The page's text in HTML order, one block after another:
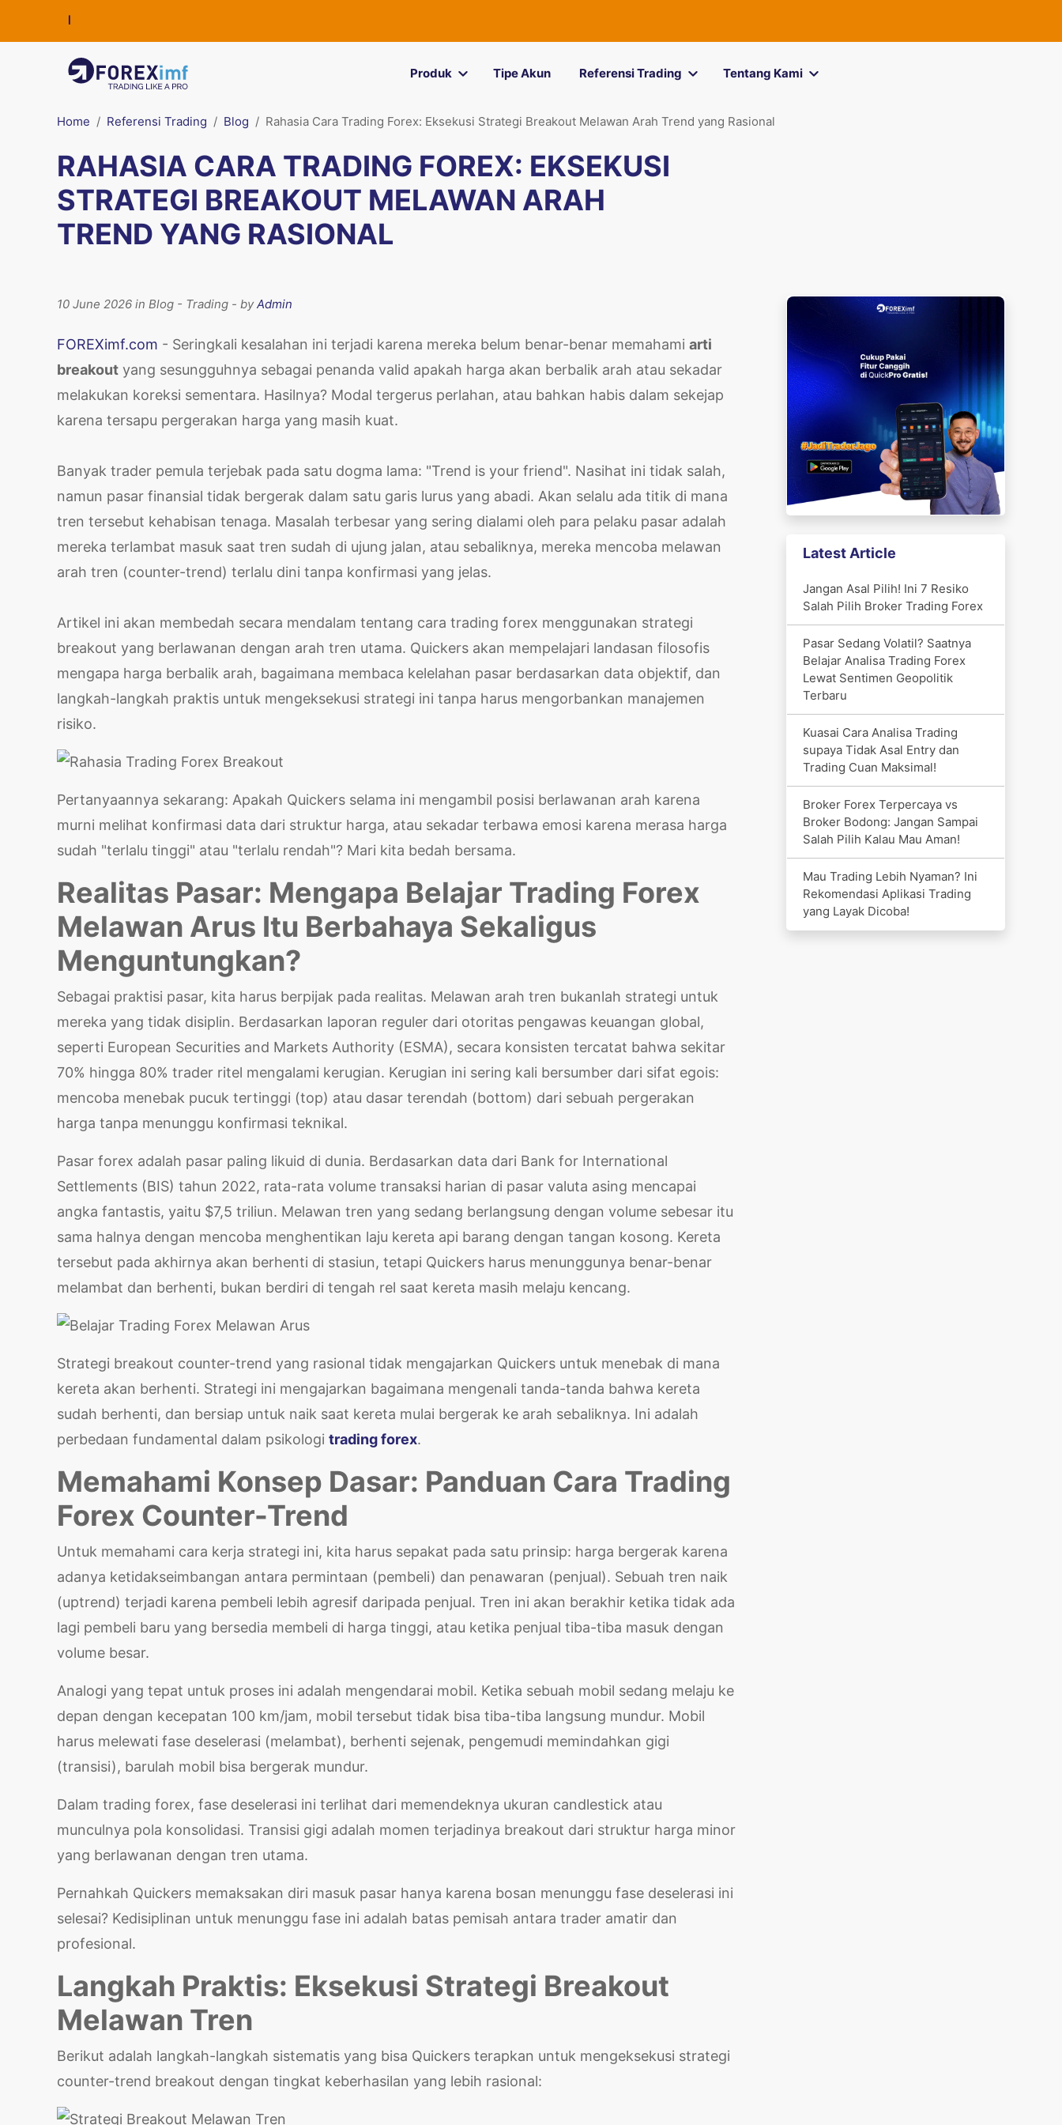
Produk Tipe Akun Referensi Trading Tentang Kami
Home Referensi Trading Blog Rahasia Cara Trading Forex: Eksekusi Strategi Breakout Melawan Arah Trend yang Rasional
RAHASIA CARA TRADING FOREX: EKSEKUSI
STRATEGI BREAKOUT MELAWAN ARAH
TREND YANG RASIONAL
10 June 2026 in Blog - Trading - byAdmin
FOREXimf.com - Seringkali kesalahan ini terjadi karena mereka belum benar-benar memahami arti
breakout yang sesungguhnya sebagai penanda valid apakah harga akan berbalik arah atau sekadar
melakukan koreksi sementara. Hasilnya? Modal tergerus perlahan, atau bahkan habis dalam sekejap
karena tersapu pergerakan harga yang masih kuat.
Banyak trader pemula terjebak pada satu dogma lama: "Trend is your friend". Nasihat ini tidak salah,
namun pasar finansial tidak bergerak dalam satu garis lurus yang abadi. Akan selalu ada titik di mana
tren tersebut kehabisan tenaga. Masalah terbesar yang sering dialami oleh para pelaku pasar adalah
mereka terlambat masuk saat tren sudah di ujung jalan, atau sebaliknya, mereka mencoba melawan
arah tren (counter-trend) terlalu dini tanpa konfirmasi yang jelas.
Artikel ini akan membedah secara mendalam tentang cara trading forex menggunakan strategi
breakout yang berlawanan dengan arah tren utama. Quickers akan mempelajari landasan filosofis
mengapa harga berbalik arah, bagaimana membaca kelelahan pasar berdasarkan data objektif, dan
langkah-langkah praktis untuk mengeksekusi strategi ini tanpa harus mengorbankan manajemen
risiko.
Pertanyaannya sekarang: Apakah Quickers selama ini mengambil posisi berlawanan arah karena
murni melihat konfirmasi data dari struktur harga, atau sekadar terbawa emosi karena merasa harga
sudah "terlalu tinggi" atau "terlalu rendah"? Mari kita bedah bersama.
Realitas Pasar: Mengapa Belajar Trading Forex
Melawan Arus Itu Berbahaya Sekaligus
Menguntungkan?
Sebagai praktisi pasar, kita harus berpijak pada realitas. Melawan arah tren bukanlah strategi untuk
mereka yang tidak disiplin. Berdasarkan laporan reguler dari otoritas pengawas keuangan global,
seperti European Securities and Markets Authority (ESMA), secara konsisten tercatat bahwa sekitar
70% hingga 80% trader ritel mengalami kerugian. Kerugian ini sering kali bersumber dari sifat egois:
mencoba menebak pucuk tertinggi (top) atau dasar terendah (bottom) dari sebuah pergerakan
harga tanpa menunggu konfirmasi teknikal.
Pasar forex adalah pasar paling likuid di dunia. Berdasarkan data dari Bank for International
Settlements (BIS) tahun 2022, rata-rata volume transaksi harian di pasar valuta asing mencapai
angka fantastis, yaitu $7,5 triliun. Melawan tren yang sedang berlangsung dengan volume sebesar itu
sama halnya dengan mencoba menghentikan laju kereta api barang dengan tangan kosong. Kereta
tersebut pada akhirnya akan berhenti di stasiun, tetapi Quickers harus menunggunya benar-benar
melambat dan berhenti, bukan berdiri di tengah rel saat kereta masih melaju kencang.
Strategi breakout counter-trend yang rasional tidak mengajarkan Quickers untuk menebak di mana
kereta akan berhenti. Strategi ini mengajarkan bagaimana mengenali tanda-tanda bahwa kereta
sudah berhenti, dan bersiap untuk naik saat kereta mulai bergerak ke arah sebaliknya. Ini adalah
perbedaan fundamental dalam psikologi trading forex.
Memahami Konsep Dasar: Panduan Cara Trading
Forex Counter-Trend
Untuk memahami cara kerja strategi ini, kita harus sepakat pada satu prinsip: harga bergerak karena
adanya ketidakseimbangan antara permintaan (pembeli) dan penawaran (penjual). Sebuah tren naik
(uptrend) terjadi karena pembeli lebih agresif daripada penjual. Tren ini akan berakhir ketika tidak ada
lagi pembeli baru yang bersedia membeli di harga tinggi, atau ketika penjual tiba-tiba masuk dengan
volume besar.
Analogi yang tepat untuk proses ini adalah mengendarai mobil. Ketika sebuah mobil sedang melaju ke
depan dengan kecepatan 100 km/jam, mobil tersebut tidak bisa tiba-tiba langsung mundur. Mobil
harus melewati fase deselerasi (melambat), berhenti sejenak, pengemudi memindahkan gigi
(transisi), barulah mobil bisa bergerak mundur.
Dalam trading forex, fase deselerasi ini terlihat dari memendeknya ukuran candlestick atau
munculnya pola konsolidasi. Transisi gigi adalah momen terjadinya breakout dari struktur harga minor
yang berlawanan dengan tren utama.
Pernahkah Quickers memaksakan diri masuk pasar hanya karena bosan menunggu fase deselerasi ini
selesai? Kedisiplinan untuk menunggu fase ini adalah batas pemisah antara trader amatir dan
profesional.
Langkah Praktis: Eksekusi Strategi Breakout
Melawan Tren
Berikut adalah langkah-langkah sistematis yang bisa Quickers terapkan untuk mengeksekusi strategi
counter-trend breakout dengan tingkat keberhasilan yang lebih rasional:
Latest Article
Jangan Asal Pilih! Ini 7 Resiko
Salah Pilih Broker Trading Forex
Pasar Sedang Volatil? Saatnya
Belajar Analisa Trading Forex
Lewat Sentimen Geopolitik
Terbaru
Kuasai Cara Analisa Trading
supaya Tidak Asal Entry dan
Trading Cuan Maksimal!
Broker Forex Terpercaya vs
Broker Bodong: Jangan Sampai
Salah Pilih Kalau Mau Aman!
Mau Trading Lebih Nyaman? Ini
Rekomendasi Aplikasi Trading
yang Layak Dicoba!